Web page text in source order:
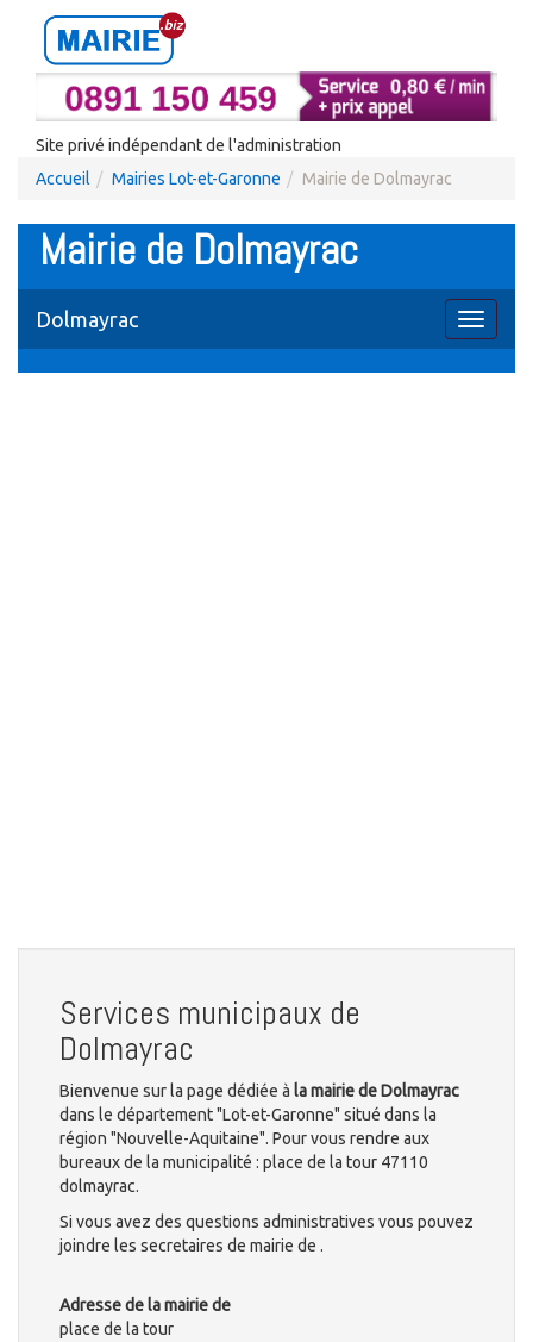
Site privé indépendant de l'administration
Accueil
Mairies Lot-et-Garonne Mairie de Dolmayrac
Mairie de Dolmayrac
Toggle
Dolmayrac
Services municipaux de
Dolmayrac
Bienvenue sur la page dédiée à la mairie de Dolmayrac
dans le département "Lot-et-Garonne" situé dans la
région "Nouvelle-Aquitaine". Pour vous rendre aux
bureaux de la municipalité : place de la tour 47110
dolmayrac.
Si vous avez des questions administratives vous pouvez
joindre les secretaires de mairie de .
Adresse de la mairie de
place de la tour